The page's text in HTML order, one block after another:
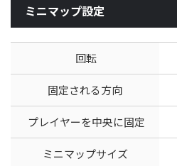
ミニマップ設定
回転
固定される方向
プレイヤーを中央に固定
ミニマップサイズ